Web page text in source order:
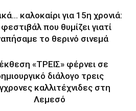
καλοκαίρι για 15η χρονιά:
που θυμίζει γιατί
το θερινό σινεμά
«ΤΡΕΙΣ» φέρνει σε
διάλογο τρεις
καλλιτέχνιδες στη
Λεμεσό